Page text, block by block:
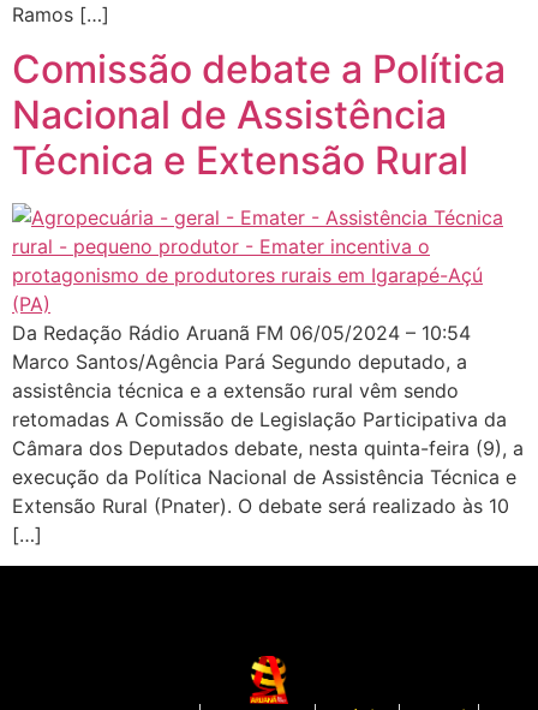
Ramos […]
Comissão debate a Política
Nacional de Assistência
Técnica e Extensão Rural
Da Redação Rádio Aruanã FM 06/05/2024 – 10:54
Marco Santos/Agência Pará Segundo deputado, a
assistência técnica e a extensão rural vêm sendo
retomadas A Comissão de Legislação Participativa da
Câmara dos Deputados debate, nesta quinta-feira (9), a
execução da Política Nacional de Assistência Técnica e
Extensão Rural (Pnater). O debate será realizado às 10
[…]